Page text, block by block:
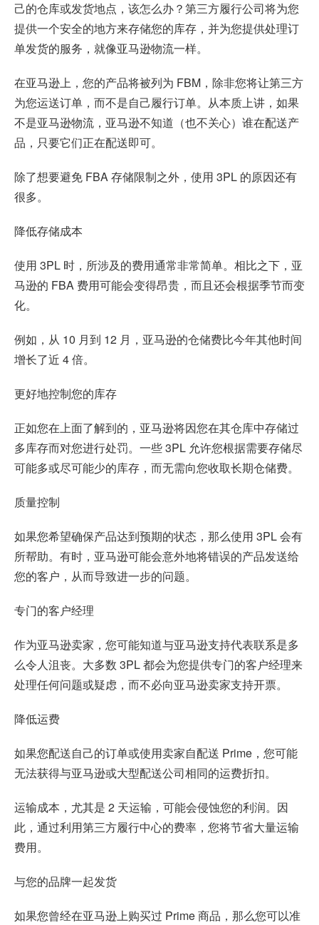
己的仓库或发货地点，该怎么办？第三方履行公司将为您
提供一个安全的地方来存储您的库存，并为您提供处理订
单发货的服务，就像亚马逊物流一样。
在亚马逊上，您的产品将被列为 FBM，除非您将让第三方
为您运送订单，而不是自己履行订单。从本质上讲，如果
不是亚马逊物流，亚马逊不知道（也不关心）谁在配送产
品，只要它们正在配送即可。
除了想要避免 FBA 存储限制之外，使用 3PL 的原因还有
很多。
降低存储成本
使用 3PL 时，所涉及的费用通常非常简单。相比之下，亚
马逊的 FBA 费用可能会变得昂贵，而且还会根据季节而变
化。
例如，从 10 月到 12 月，亚马逊的仓储费比今年其他时间
增长了近 4 倍。
更好地控制您的库存
正如您在上面了解到的，亚马逊将因您在其仓库中存储过
多库存而对您进行处罚。一些 3PL 允许您根据需要存储尽
可能多或尽可能少的库存，而无需向您收取长期仓储费。
质量控制
如果您希望确保产品达到预期的状态，那么使用 3PL 会有
所帮助。有时，亚马逊可能会意外地将错误的产品发送给
您的客户，从而导致进一步的问题。
专门的客户经理
作为亚马逊卖家，您可能知道与亚马逊支持代表联系是多
么令人沮丧。大多数 3PL 都会为您提供专门的客户经理来
处理任何问题或疑虑，而不必向亚马逊卖家支持开票。
降低运费
如果您配送自己的订单或使用卖家自配送 Prime，您可能
无法获得与亚马逊或大型配送公司相同的运费折扣。
运输成本，尤其是 2 天运输，可能会侵蚀您的利润。因
此，通过利用第三方履行中心的费率，您将节省大量运输
费用。
与您的品牌一起发货
如果您曾经在亚马逊上购买过 Prime 商品，那么您可以准